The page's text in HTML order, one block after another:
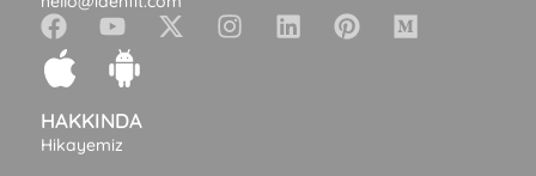
HAKKINDA
Hikayemiz